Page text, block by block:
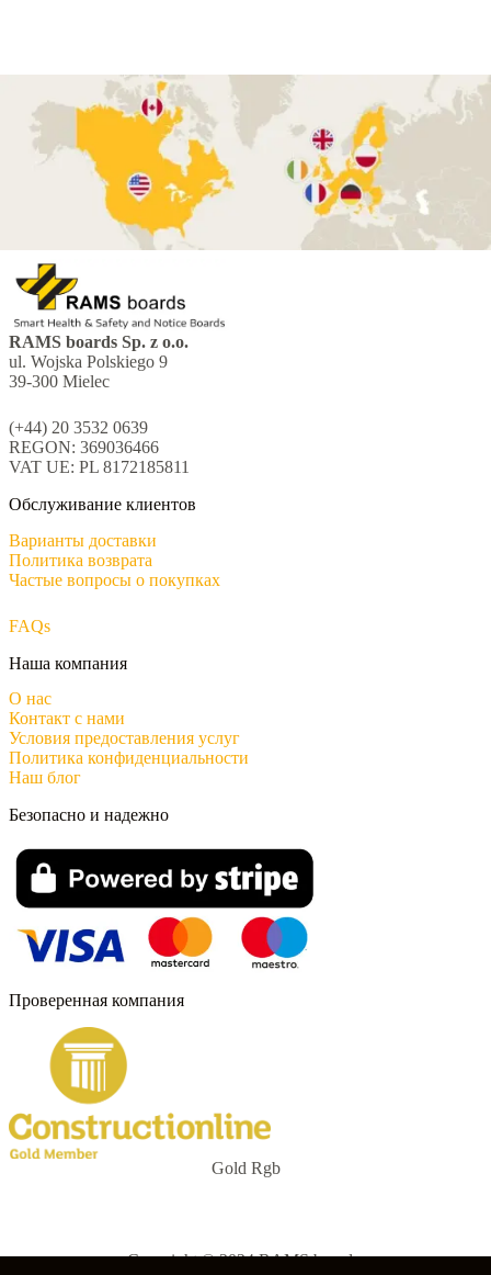
RAMS boards Sp. z o.o.
ul. Wojska Polskiego 9
39-300 Mielec
(+44) 20 3532 0639
REGON: 369036466
VAT UE: PL 8172185811
Обслуживание клиентов
Варианты доставки
Политика возврата
Частые вопросы о покупках
FAQs
Наша компания
О нас
Контакт с нами
Условия предоставления услуг
Политика конфиденциальности
Наш блог
Проверенная компания
Gold Rgb
Безопасно и надежно
Copyright © 2024 RAMS boards.